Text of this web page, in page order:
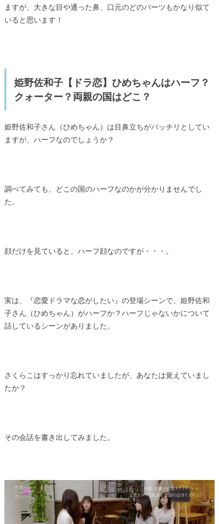
ますが、大きな目や通った鼻、口元のどのパーツもかなり似て
いると思います！
姫野佐和子【ドラ恋】ひめちゃんはハーフ？
クォーター？両親の国はどこ？
姫野佐和子さん（ひめちゃん）は目鼻立ちがパッチリとしてい
ますが、ハーフなのでしょうか？
調べてみても、どこの国のハーフなのかが分かりませんでし
た。
顔だけを見ていると、ハーフ顔なのですが・・・。
実は、『恋愛ドラマな恋がしたい』の登場シーンで、姫野佐和
子さん（ひめちゃん）がハーフか？ハーフじゃないかについて
話しているシーンがありました。
さくらこはすっかり忘れていましたが、あなたは覚えていまし
たか？
その会話を書き出してみました。